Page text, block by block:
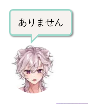
ありません